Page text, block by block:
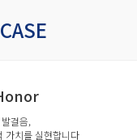
걸음,
가치를 실현합니다